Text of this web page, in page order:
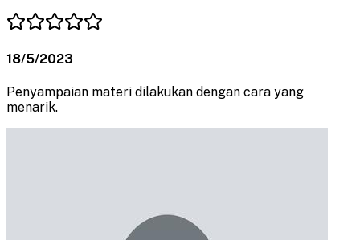
18/5/2023
Penyampaian materi dilakukan dengan cara yang
menarik.